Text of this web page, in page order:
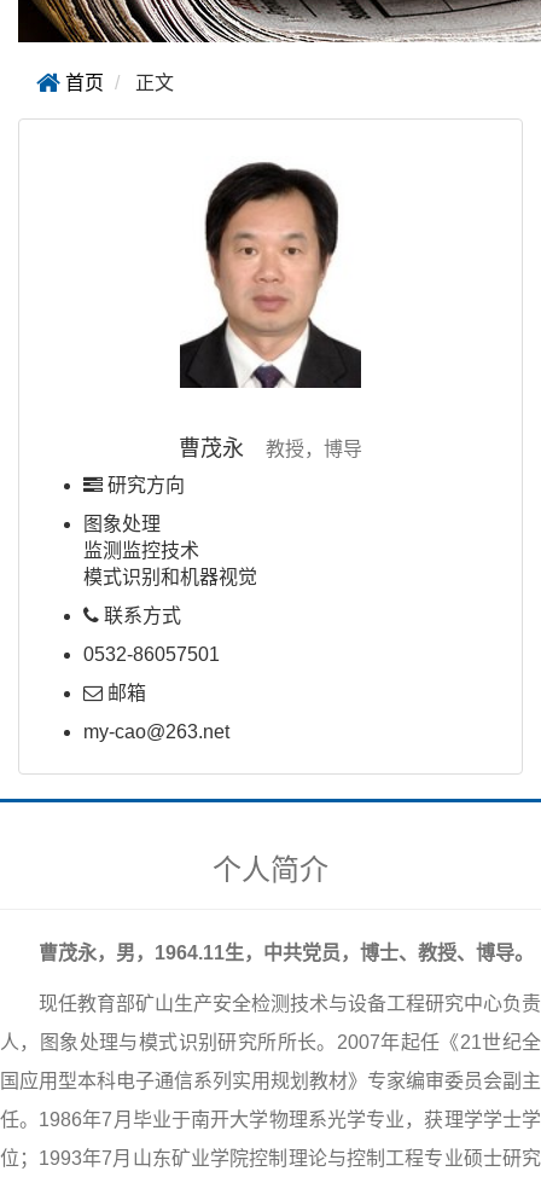
首页 正文
曹茂永 教授，博导
研究方向
图象处理
监测监控技术
模式识别和机器视觉
联系方式
0532-86057501
邮箱
my-cao@263.net
个人简介
曹茂永，男，1964.11生，中共党员，博士、教授、博导。
现任教育部矿山生产安全检测技术与设备工程研究中心负责
人，图象处理与模式识别研究所所长。2007年起任《21世纪全
国应用型本科电子通信系列实用规划教材》专家编审委员会副主
任。1986年7月毕业于南开大学物理系光学专业，获理学学士学
位；1993年7月山东矿业学院控制理论与控制工程专业硕士研究